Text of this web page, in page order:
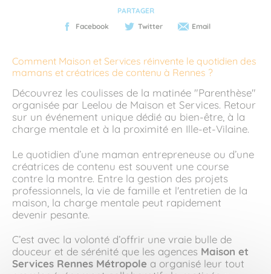
PARTAGER
Facebook
Twitter Email
Comment Maison et Services réinvente le quotidien des
mamans et créatrices de contenu à Rennes ?
Découvrez les coulisses de la matinée "Parenthèse"
organisée par Leelou de Maison et Services. Retour
sur un événement unique dédié au bien-être, à la
charge mentale et à la proximité en Ille-et-Vilaine.
Le quotidien d’une maman entrepreneuse ou d’une
créatrices de contenu est souvent une course
contre la montre. Entre la gestion des projets
professionnels, la vie de famille et l'entretien de la
maison, la charge mentale peut rapidement
devenir pesante.
C’est avec la volonté d’offrir une vraie bulle de
douceur et de sérénité que les agences Maison et
Services Rennes Métropole a organisé leur tout